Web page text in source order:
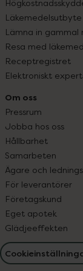
Läkemedelsutbyte
Lämna in gammal
Resa med
Receptregistret
Elektroniskt
Om oss
Pressrum
Jobba hos oss
Hållbarhet
Samarbeten
Ägare och
För leverantörer
Företagskund
Eget apotek
Glädjeeffekten